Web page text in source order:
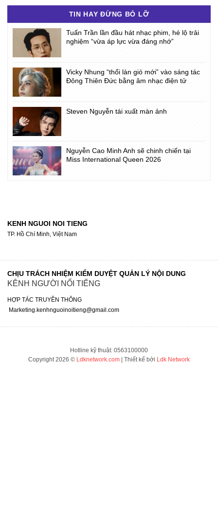
TIN HAY ĐỪNG BỎ LỠ
Tuấn Trần lần đầu hát nhạc phim, hé lộ trải
nghiệm “vừa áp lực vừa đáng nhớ”
Vicky Nhung “thổi làn gió mới” vào sáng tác
Đông Thiên Đức bằng âm nhạc điện tử
Steven Nguyễn tái xuất màn ảnh
Nguyễn Cao Minh Anh sẽ chinh chiến tại
Miss International Queen 2026
KENH NGUOI NOI TIENG
TP. Hồ Chí Minh, Việt Nam
CHỊU TRÁCH NHIỆM KIỂM DUYỆT QUẢN LÝ NỘI DUNG
KÊNH NGƯỜI NỔI TIẾNG
HỢP TÁC TRUYỀN THÔNG
Marketing.kenhnguoinoitieng@gmail.com
Hotline kỹ thuật: 0563100000
Copyright 2026 © Ldknetwork.com | Thiết kế bởi Ldk Network